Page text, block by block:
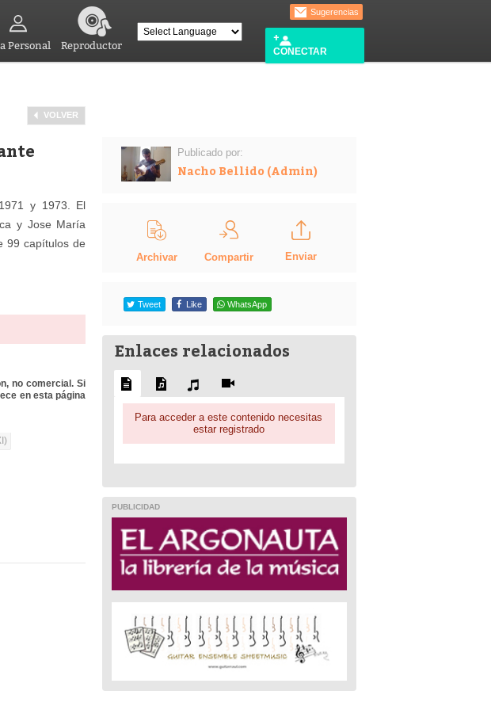
Personal Reproductor
Sugerencias
CONECTAR
VOLVER
y 1973. El
y Jose María
99 capítulos de
no comercial. Si
en esta página
Publicado por:
Nacho Bellido (Admin)
Archivar Compartir Enviar
Tweet Like WhatsApp
Enlaces relacionados
Para acceder a este contenido necesitas
estar registrado
PUBLICIDAD